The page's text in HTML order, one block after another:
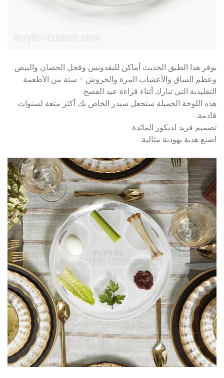
يوفر هذا الطبق الحديث أماكن للبقدونس وفجل الحصان والبيض
وعظم الساق والأعشاب المرة والحروش - ستة من الأطعمة
التقليدية التي تبارك أثناء قراءة عيد الفصح.
هذه اللوحة الجميلة ستجعل سيدر الخاص بك أكثر متعة لسنوات
قادمة.
تصميم فريد لديكور المائدة
اصنع هدية يهودية مثالية